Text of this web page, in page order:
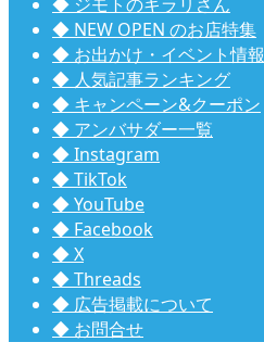
◆ NEW OPEN のお店特集
◆ お出かけ・イベント情報
◆ 人気記事ランキング
◆ キャンペーン&クーポン
◆ アンバサダー一覧
◆ Instagram
◆ TikTok
◆ YouTube
◆ Facebook
◆ X
◆ Threads
◆ 広告掲載について
◆ お問合せ